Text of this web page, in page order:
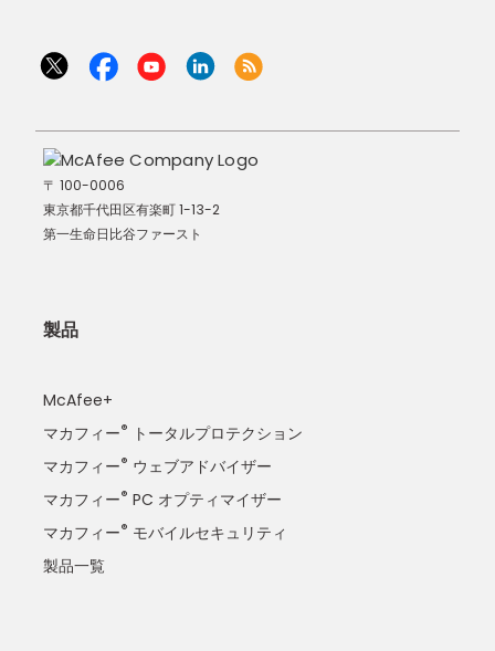
〒 100-0006
東京都千代田区有楽町 1-13-2
第一生命日比谷ファースト
製品
McAfee+
マカフィー®
トータルプロテクション
マカフィー® ウェブアドバイザー
マカフィー® PC オプティマイザー
マカフィー® モバイルセキュリティ
製品一覧